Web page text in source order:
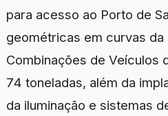
para acesso ao Porto de
geométricas em curvas
Combinações de Veículos
74 toneladas, além da
da iluminação e sistemas